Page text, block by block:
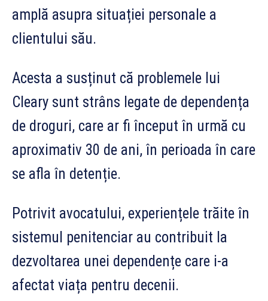
amplă asupra situației personale a
clientului său.
Acesta a susținut că problemele lui
Cleary sunt strâns legate de dependența
de droguri, care ar fi început în urmă cu
aproximativ 30 de ani, în perioada în care
se afla în detenție.
Potrivit avocatului, experiențele trăite în
sistemul penitenciar au contribuit la
dezvoltarea unei dependențe care i-a
afectat viața pentru decenii.